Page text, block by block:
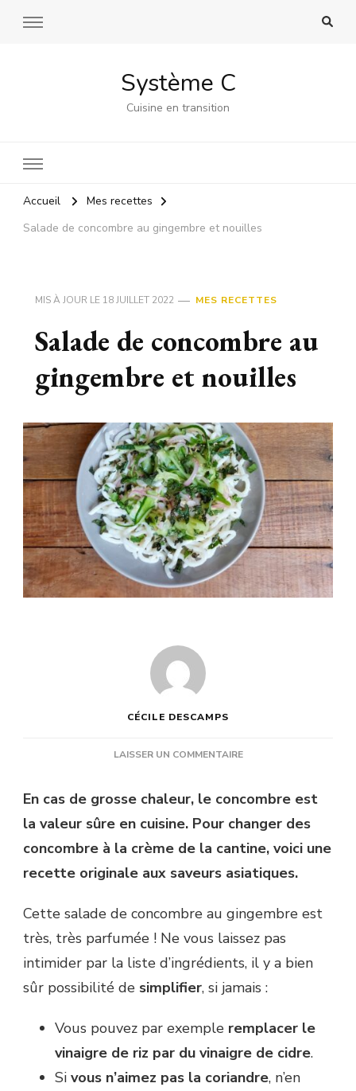
Système C
Cuisine en transition
Accueil
Mes recettes
Salade de concombre au gingembre et nouilles
MIS À JOUR LE 18 JUILLET 2022 MES RECETTES
Salade de concombre au
gingembre et nouilles
CÉCILE DESCAMPS
LAISSER UN COMMENTAIRESUR
CONCOMBRE
AU
ET
NOUILLES
En cas de grosse chaleur, le concombre est
la valeur sûre en cuisine. Pour changer des
concombre à la crème de la cantine, voici une
recette originale aux saveurs asiatiques.
Cette salade de concombre au gingembre est
très, très parfumée ! Ne vous laissez pas
intimider par la liste d’ingrédients, il y a bien
sûr possibilité de simplifier, si jamais :
Vous pouvez par exemple remplacer le
vinaigre de riz par du vinaigre de cidre.
Si vous n’aimez pas la coriandre, n’en